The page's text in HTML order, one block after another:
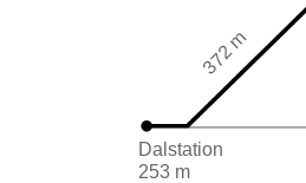
Dalstation
253 m
372 m